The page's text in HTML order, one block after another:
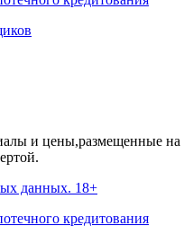
и цены,размещенные на
данных. 18+
кредитования